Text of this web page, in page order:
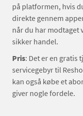
på platformen, hvis
direkte gennem
når du har modtaget
sikker handel.
Pris: Det er en gratis
servicegebyr til
kan også købe et
giver nogle fordele.